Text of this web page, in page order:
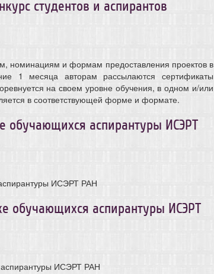
студентов и аспирантов
номинациям и формам предоставления проектов в
1 месяца авторам рассылаются сертификаты
на своем уровне обучения, в одном и/или
в соответствующей форме и формате.
обучающихся аспирантуры ИСЭРТ
ИСЭРТ РАН
обучающихся аспирантуры ИСЭРТ
ИСЭРТ РАН